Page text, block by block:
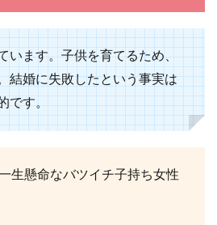
悩みを抱えている女性は多いのではないでし
る人に好感を持つから
結論から言うと、これは事実です。 人は自
います。子供を育てるため、
結婚に失敗したという事実は
です。
生懸命なバツイチ子持ち女性